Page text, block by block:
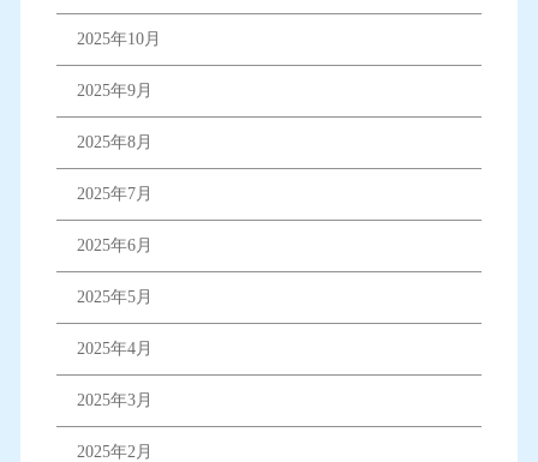
2025年10月
2025年9月
2025年8月
2025年7月
2025年6月
2025年5月
2025年4月
2025年3月
2025年2月